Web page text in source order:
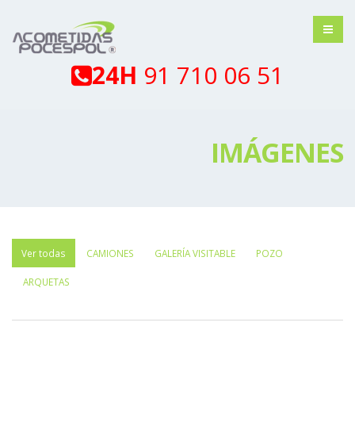
24H 91 710 06 51
IMÁGENES
Ver todas CAMIONES GALERÍA VISITABLE POZO
ARQUETAS